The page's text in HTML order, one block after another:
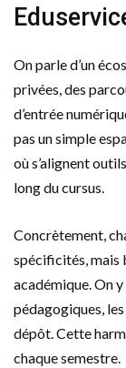
On parle d’un
privées, des
d’entrée
pas un simple
où s’alignent
long du cursus.
Concrètement,
spécificités, mais
académique. On
pédagogiques,
dépôt. Cette
chaque semestre.